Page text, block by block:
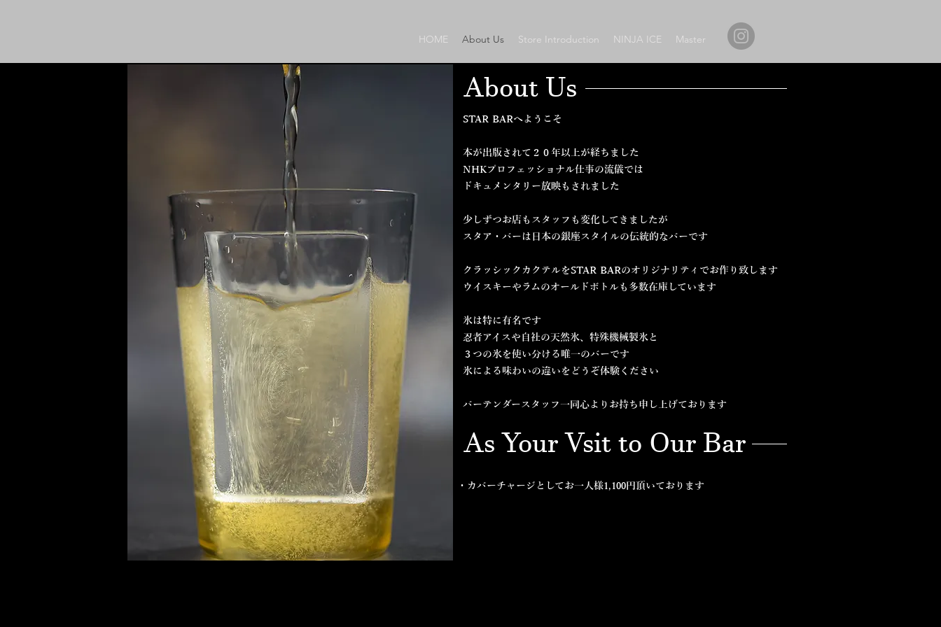
HOME About Us Store Introduction NINJA ICE Master
About Us
STAR BARへようこそ
本が出版されて２０年以上が経ちました
NHKプロフェッショナル仕事の流儀では
ドキュメンタリー放映もされました
少しずつお店もスタッフも変化してきましたが
スタア・バーは 日本の銀座スタイルの伝統的なバーです
クラッシックカクテルをSTAR BARのオリジナリティでお作り致します
ウイスキーやラムのオールドボトルも多数在庫しています
氷は特に有名です
忍者アイスや自社の天然氷、特殊機械製氷と
３つの氷を使い分ける唯一のバーです
氷による味わいの違いをどうぞ体験ください
バーテンダースタッフ一同心よりお持ち申し上げております
As Your Vsit to Our Bar
・カバーチャージとしてお一人様1,100円頂いております​